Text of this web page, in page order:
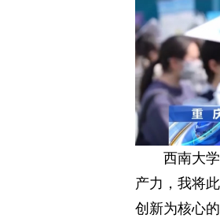
西南大
产力，我将
创新为核心的